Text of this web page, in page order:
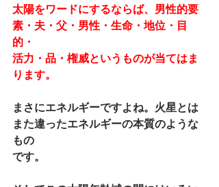
太陽をワードにするならば、男性的要
素・夫・父・男性・生命・地位・目
的・
活力・品・権威というものが当てはま
ります。
まさにエネルギーですよね。火星とは
また違ったエネルギーの本質のような
もの
です。